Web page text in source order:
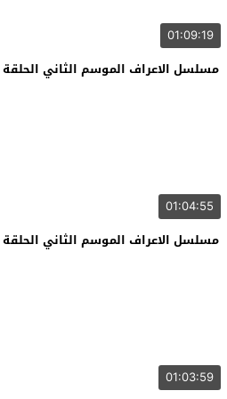
01:09:19
مسلسل الاعراف الموسم الثاني الحلقة 6
01:04:55
مسلسل الاعراف الموسم الثاني الحلقة 5
01:03:59